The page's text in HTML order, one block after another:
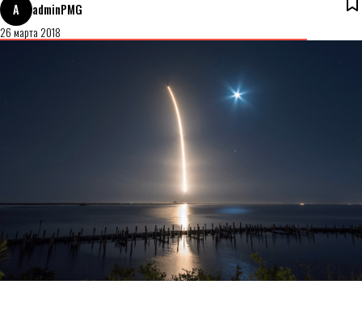
A
adminPMG
26 марта 2018